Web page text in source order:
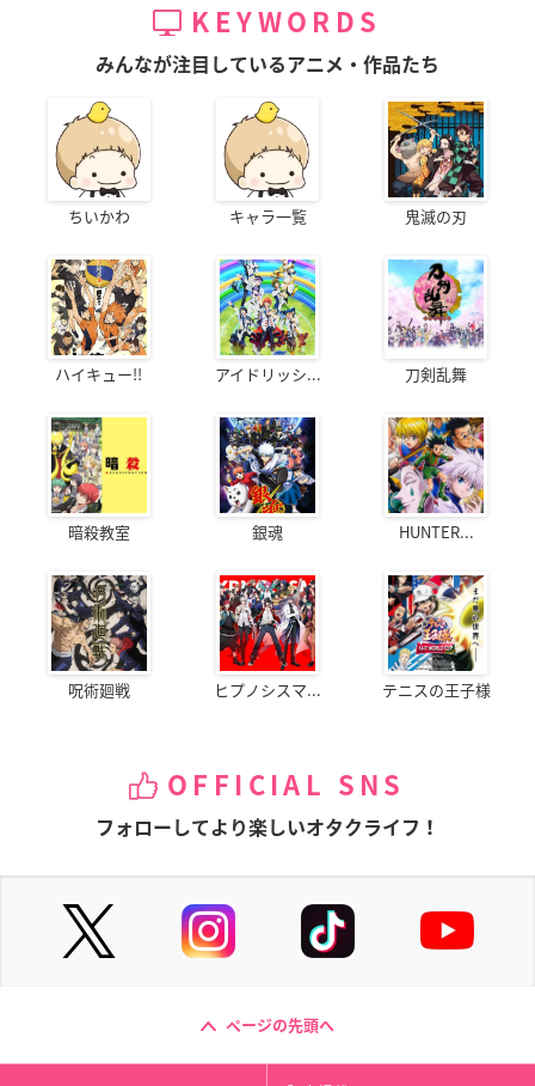
KEYWORDS
みんなが注目しているアニメ・作品たち
ちいかわ キャラ一覧 鬼滅の刃
ハイキュー!! アイドリッシ... 刀剣乱舞
暗殺教室 銀魂 HUNTER...
呪術廻戦 ヒプノシスマ... テニスの王子様
OFFICIAL SNS
フォローしてより楽しいオタクライフ！
ページの先頭へ